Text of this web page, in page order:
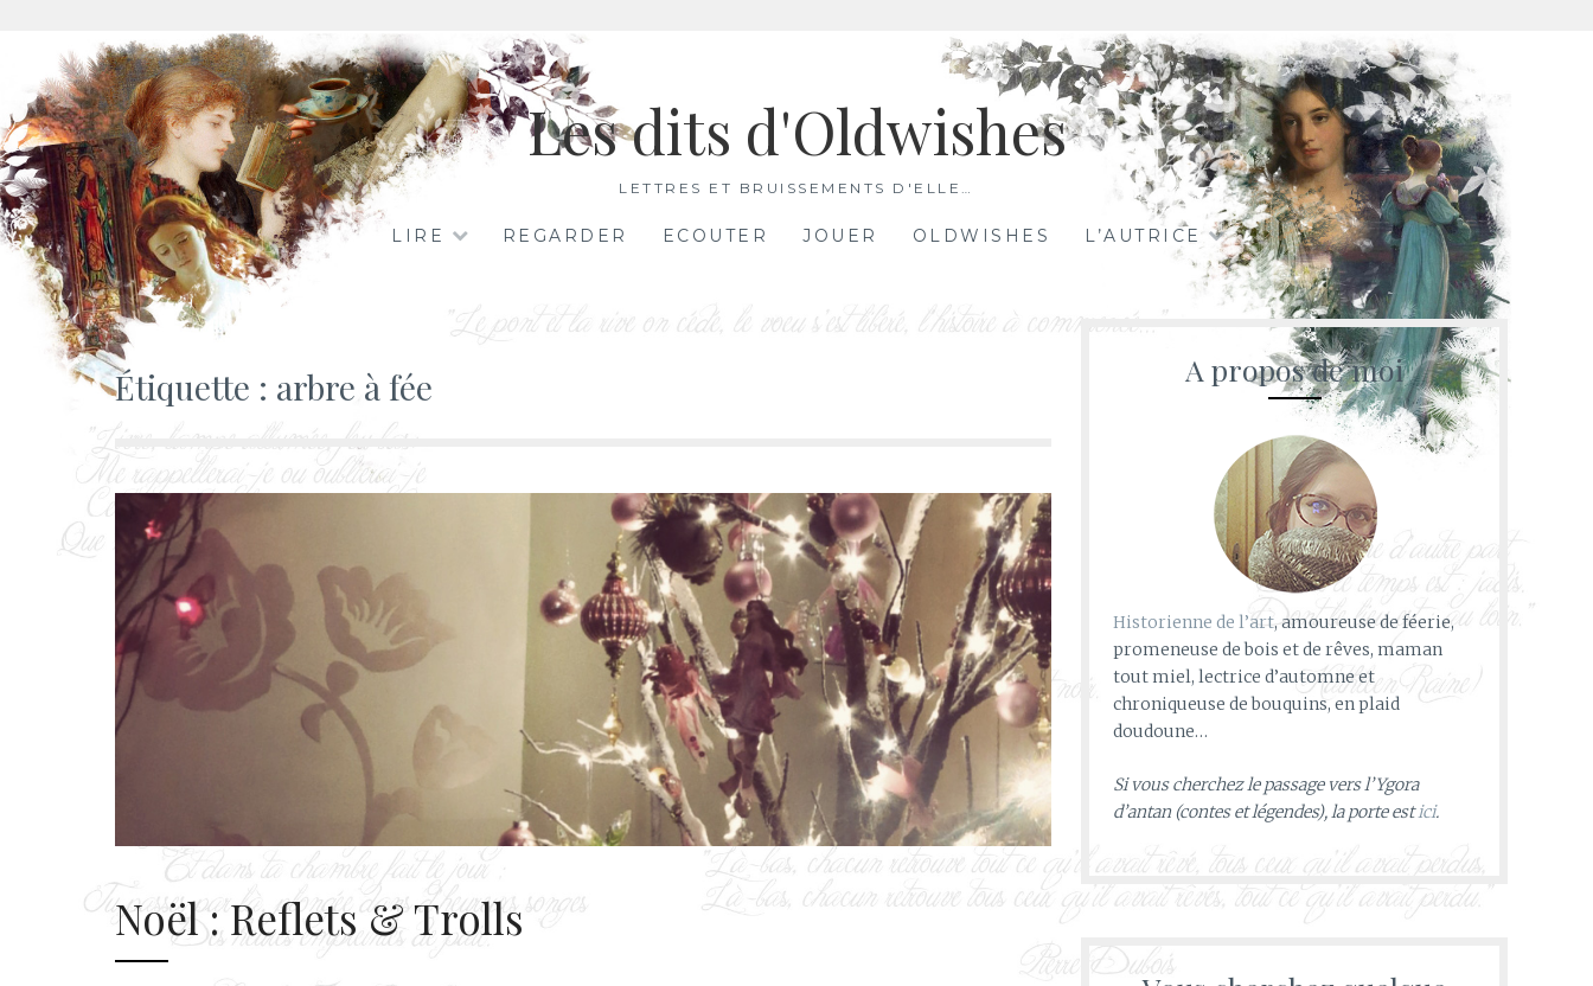
contenu
Les dits d'Oldwishes
LETTRES ET BRUISSEMENTS D'ELLE…
LIRE REGARDER ECOUTER JOUER OLDWISHES L’AUTRICE
Étiquette : arbre à fée
Noël : Reflets & Trolls
A propos de moi
Historienne de l’art, amoureuse de féerie,
promeneuse de bois et de rêves, maman
tout miel, lectrice d’automne et
chroniqueuse de bouquins, en plaid
doudoune…
Si vous cherchez le passage vers l’Ygora
d’antan (contes et légendes), la porte estici.